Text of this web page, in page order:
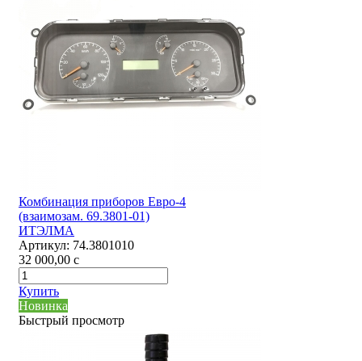
Комбинация приборов Евро-4
(взаимозам. 69.3801-01)
ИТЭЛМА
Артикул: 74.3801010
32 000,00 c
Купить
Новинка
Быстрый просмотр